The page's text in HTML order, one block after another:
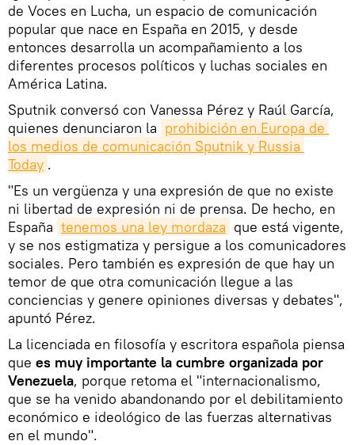
de Voces en Lucha, un espacio de comunicación
popular que nace en España en 2015, y desde
entonces desarrolla un acompañamiento a los
diferentes procesos políticos y luchas sociales en
América Latina.
Sputnik conversó con Vanessa Pérez y Raúl García,
quienes denunciaron la prohibición en Europa de
los medios de comunicación Sputnik y Russia
Today .
"Es un vergüenza y una expresión de que no existe
ni libertad de expresión ni de prensa. De hecho, en
España tenemos una ley mordaza que está vigente,
y se nos estigmatiza y persigue a los comunicadores
sociales. Pero también es expresión de que hay un
temor de que otra comunicación llegue a las
conciencias y genere opiniones diversas y debates",
apuntó Pérez.
La licenciada en filosofía y escritora española piensa
que es muy importante la cumbre organizada por
Venezuela, porque retoma el "internacionalismo,
que se ha venido abandonando por el debilitamiento
económico e ideológico de las fuerzas alternativas
en el mundo".